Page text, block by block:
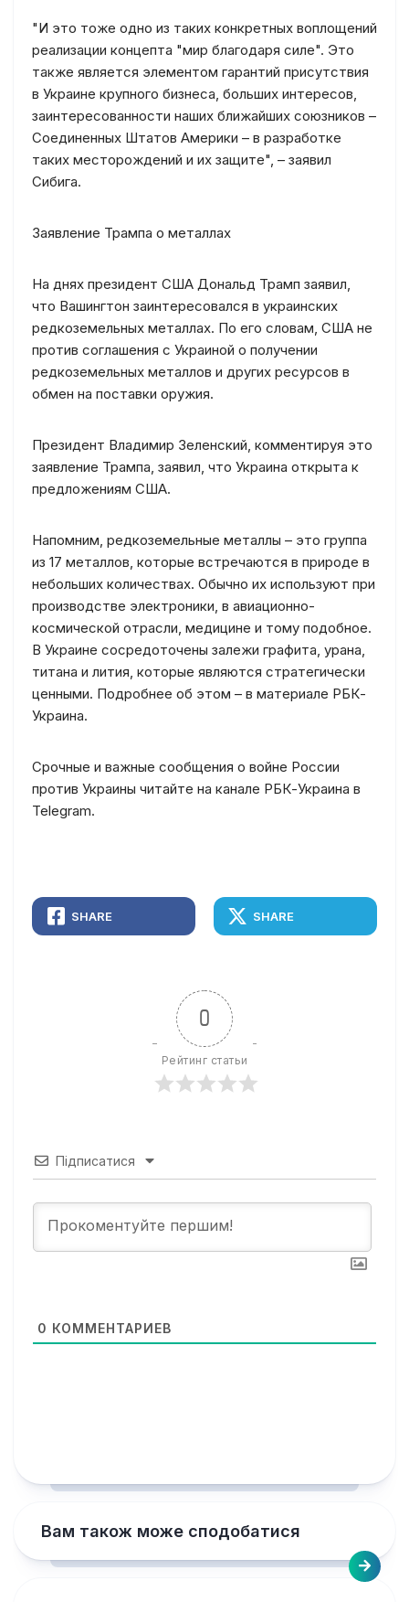
"И это тоже одно из таких конкретных воплощений
реализации концепта "мир благодаря силе". Это
также является элементом гарантий присутствия
в Украине крупного бизнеса, больших интересов,
заинтересованности наших ближайших союзников –
Соединенных Штатов Америки – в разработке
таких месторождений и их защите", – заявил
Сибига.
Заявление Трампа о металлах
На днях президент США Дональд Трамп заявил,
что Вашингтон заинтересовался в украинских
редкоземельных металлах. По его словам, США не
против соглашения с Украиной о получении
редкоземельных металлов и других ресурсов в
обмен на поставки оружия.
Президент Владимир Зеленский, комментируя это
заявление Трампа, заявил, что Украина открыта к
предложениям США.
Напомним, редкоземельные металлы – это группа
из 17 металлов, которые встречаются в природе в
небольших количествах. Обычно их используют при
производстве электроники, в авиационно-
космической отрасли, медицине и тому подобное.
В Украине сосредоточены залежи графита, урана,
титана и лития, которые являются стратегически
ценными. Подробнее об этом – в материале РБК-
Украина.
Срочные и важные сообщения о войне России
против Украины читайте на канале РБК-Украина в
Telegram.
SHARE SHARE
0
Рейтинг статьи
Підписатися
0 КОММЕНТАРИЕВ
Вам також може сподобатися